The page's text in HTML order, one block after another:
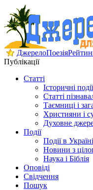
ДжерелоПоезія
Публікації
Статті
Історичні події
Статті
Таємниці і
Християни і
Духовне
Події
Події в Україні
Новини з
Наука і Біблія
Оповіді
Свідчення
Пошук